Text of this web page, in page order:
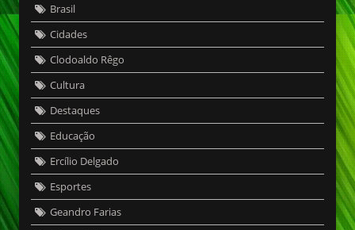
Brasil
Cidades
Clodoaldo Rêgo
Cultura
Destaques
Educação
Ercílio Delgado
Esportes
Geandro Farias